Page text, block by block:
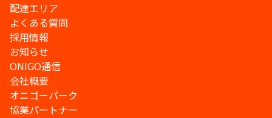
配達エリア
よくある質問
採用情報
お知らせ
ONIGO通信
会社概要
オニゴーパーク
協業パートナー